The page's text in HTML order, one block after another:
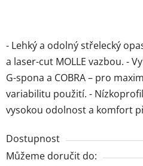
- Lehký a odolný střelecký
a laser-cut MOLLE vazbou. -
G-spona a COBRA – pro
variabilitu použití. -
vysokou odolnost a komfort
Dostupnost
Můžeme doručit do: